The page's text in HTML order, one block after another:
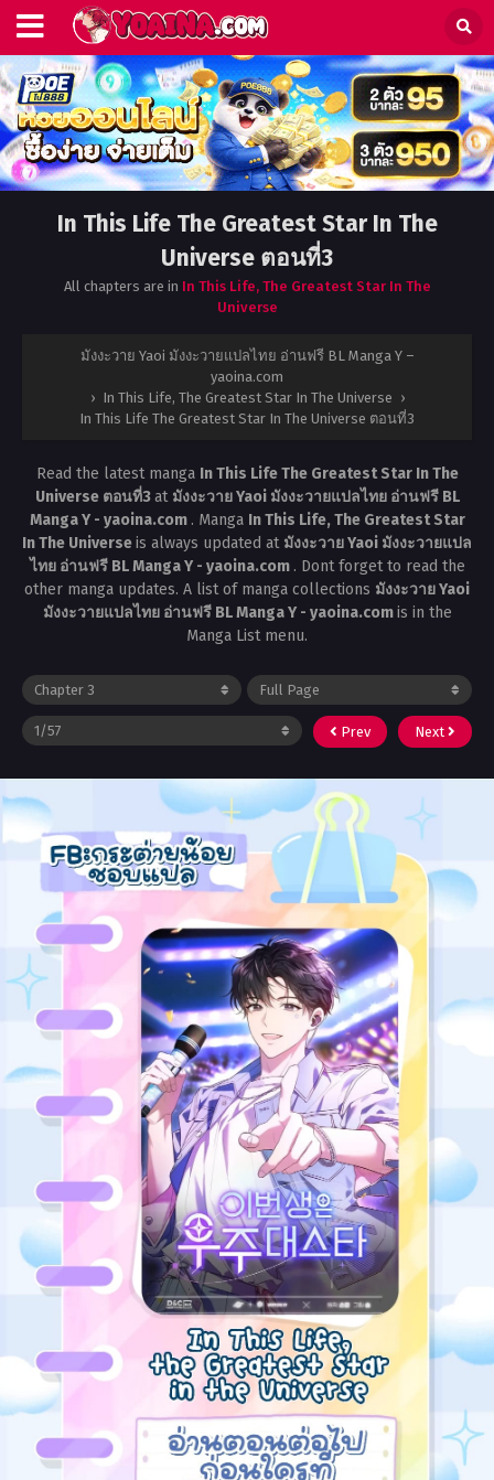
In This Life The Greatest Star In The
Universe ตอนที่3
All chapters are in In This Life, The Greatest Star In The
Universe
มังงะวาย Yaoi มังงะวายแปลไทย อ่านฟรี BL Manga Y –
yaoina.com
› In This Life, The Greatest Star In The Universe ›
In This Life The Greatest Star In The Universe ตอนที่3
Read the latest manga In This Life The Greatest Star In The
Universe ตอนที่3at มังงะวาย Yaoi มังงะวายแปลไทย อ่านฟรี BL
Manga Y - yaoina.com . Manga In This Life, The Greatest Star
In The Universeis always updated at มังงะวาย Yaoi มังงะวายแปล
ไทย อ่านฟรี BL Manga Y - yaoina.com . Dont forget to read the
other manga updates. A list of manga collections มังงะวาย Yaoi
มังงะวายแปลไทย อ่านฟรี BL Manga Y - yaoina.comis in the
Manga List menu.
Prev Next